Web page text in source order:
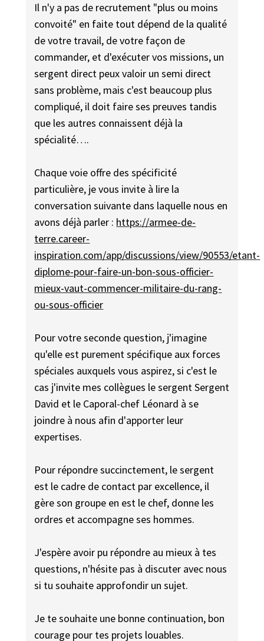
Il n'y a pas de recrutement "plus ou moins
convoité" en faite tout dépend de la qualité
de votre travail, de votre façon de
commander, et d'exécuter vos missions, un
sergent direct peux valoir un semi direct
sans problème, mais c'est beaucoup plus
compliqué, il doit faire ses preuves tandis
que les autres connaissent déjà la
spécialité….
Chaque voie offre des spécificité
particulière, je vous invite à lire la
conversation suivante dans laquelle nous en
avons déjà parler : https://armee-de-
terre.career-
inspiration.com/app/discussions/view/90553/etant-
diplome-pour-faire-un-bon-sous-officier-
mieux-vaut-commencer-militaire-du-rang-
ou-sous-officier
Pour votre seconde question, j'imagine
qu'elle est purement spécifique aux forces
spéciales auxquels vous aspirez, si c'est le
cas j'invite mes collègues le sergent Sergent
David et le Caporal-chef Léonard à se
joindre à nous afin d'apporter leur
expertises.
Pour répondre succinctement, le sergent
est le cadre de contact par excellence, il
gère son groupe en est le chef, donne les
ordres et accompagne ses hommes.
J'espère avoir pu répondre au mieux à tes
questions, n'hésite pas à discuter avec nous
si tu souhaite approfondir un sujet.
Je te souhaite une bonne continuation, bon
courage pour tes projets louables.